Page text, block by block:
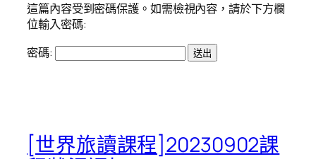
這篇內容受到密碼保護。如需檢視內容，請於下方欄
位輸入密碼:
密碼:
[世界旅讀課程]20230902課